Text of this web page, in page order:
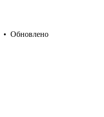
• Обновлено